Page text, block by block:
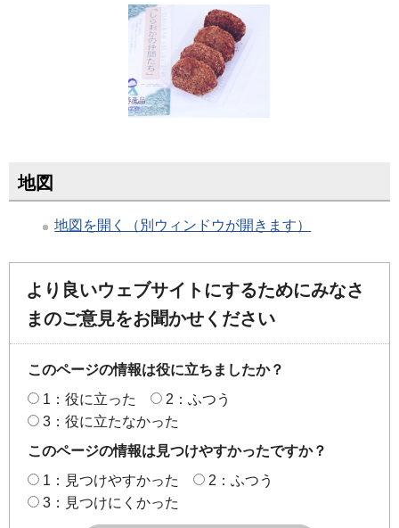
地図
地図を開く（別ウィンドウが開きます）
より良いウェブサイトにするためにみなさ
まのご意見をお聞かせください
このページの情報は役に立ちましたか？
1：役に立った
2：ふつう
3：役に立たなかった
このページの情報は見つけやすかったですか？
1：見つけやすかった
2：ふつう
3：見つけにくかった